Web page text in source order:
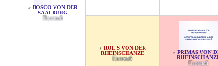
♂ BOSCO VON DER
SAALBURG
Палевый
♀ ROL'S VON DER
RHEINSCHANZE
Палевый
♂ PRIMAS VON
Палевый